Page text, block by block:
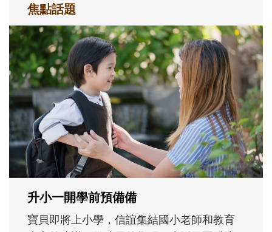
焦點話題
和孩子一起長大的那個男人│讀懂父親的
不同模樣
沒有人天生就擅長當爸爸！男人總是在一次
次「前所未有」的體驗中，跟著孩子一起長
大。從給予安全感的肢體遊戲，到獨立自
主、角色認同及解決問題的能力養成。爸爸
正嘗試用不同的模樣，參與孩子每個重要的